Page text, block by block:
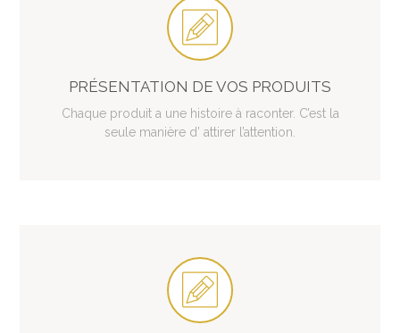
PRÉSENTATION DE VOS PRODUITS
Chaque produit a une histoire à raconter. C’est la
seule manière d’ attirer l’attention.